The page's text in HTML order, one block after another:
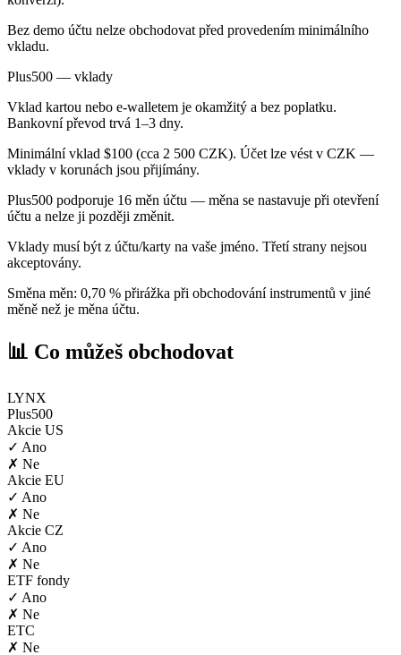
Bez demo účtu nelze obchodovat před provedením minimálního
vkladu.
Plus500 — vklady
Vklad kartou nebo e-walletem je okamžitý a bez poplatku.
Bankovní převod trvá 1–3 dny.
Minimální vklad $100 (cca 2 500 CZK). Účet lze vést v CZK —
vklady v korunách jsou přijímány.
Plus500 podporuje 16 měn účtu — měna se nastavuje při otevření
účtu a nelze ji později změnit.
Vklady musí být z účtu/karty na vaše jméno. Třetí strany nejsou
akceptovány.
Směna měn: 0,70 % přirážka při obchodování instrumentů v jiné
měně než je měna účtu.
📊 Co můžeš obchodovat
LYNX
Plus500
Akcie US
✓ Ano
✗ Ne
Akcie EU
✓ Ano
✗ Ne
Akcie CZ
✓ Ano
✗ Ne
ETF fondy
✓ Ano
✗ Ne
ETC
✗ Ne